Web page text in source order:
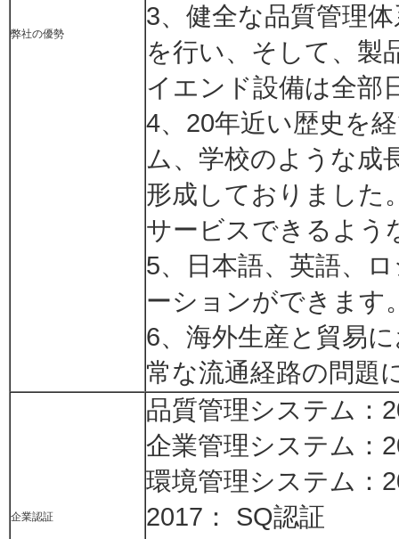
弊社の優勢
3、健全な品質管理
を行い、そして、製
イエンド設備は全部
4、20年近い歴史を
ム、学校のような成
形成しておりました
サービスできるよう
5、日本語、英語、
ーションができます
6、海外生産と貿易
常な流通経路の問題
企業認証
品質管理システム
企業管理システム：
環境管理システム
2017： SQ認証